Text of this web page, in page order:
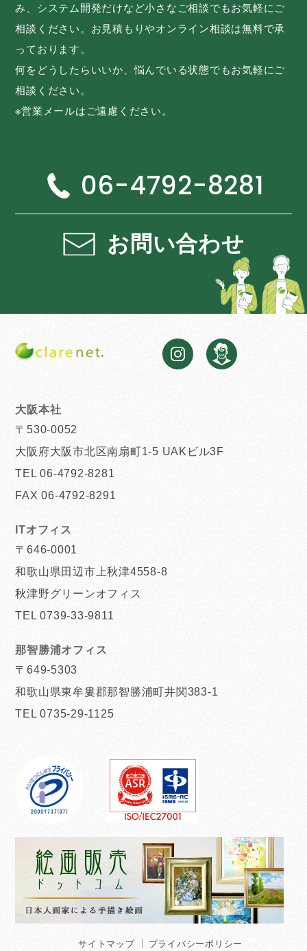
み、システム開発だけなど小さなご相談でもお気軽にご
相談ください。お見積もりやオンライン相談は無料で承
っております。
何をどうしたらいいか、悩んでいる状態でもお気軽にご
相談ください。
※営業メールはご遠慮ください。
06-4792-8281
お問い合わせ
大阪本社
〒530-0052
大阪府大阪市北区南扇町1-5 UAKビル3F
TEL 06-4792-8281
FAX 06-4792-8291
ITオフィス
〒646-0001
和歌山県田辺市上秋津4558-8
秋津野グリーンオフィス
TEL 0739-33-9811
那智勝浦オフィス
〒649-5303
和歌山県東牟婁郡那智勝浦町井関383-1
TEL 0735-29-1125
サイトマップ プライバシーポリシー